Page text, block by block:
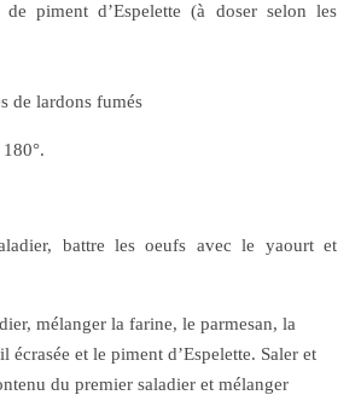
piment d’Espelette (à doser selon les
de lardons fumés
battre les oeufs avec le yaourt et
mélanger la farine, le parmesan, la
écrasée et le piment d’Espelette. Saler et
du premier saladier et mélanger